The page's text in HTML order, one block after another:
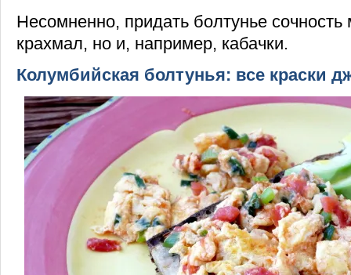
Несомненно, придать болтунье сочность
крахмал, но и, например, кабачки.
Колумбийская болтунья: все краски